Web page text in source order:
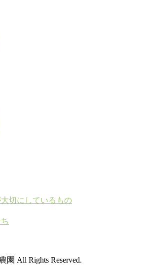
切にしているもの
園 All Rights Reserved.